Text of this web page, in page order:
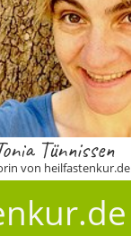
Tünnissen
von heilfastenkur.de